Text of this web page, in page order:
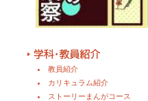
教員紹介
カリキュラム紹介
ストーリーまんがコース